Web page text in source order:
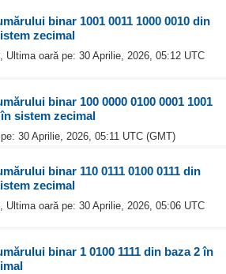
binar 1001 0011 1000 0010 din
zecimal
Ultima oară pe: 30 Aprilie, 2026, 05:12 UTC
binar 100 0000 0100 0001 1001
sistem zecimal
30 Aprilie, 2026, 05:11 UTC (GMT)
binar 110 0111 0100 0111 din
zecimal
Ultima oară pe: 30 Aprilie, 2026, 05:06 UTC
binar 1 0100 1111 din baza 2 în